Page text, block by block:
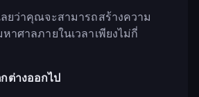
ลยว่าคุณจะสามารถสร้างความ
าศาลภายในเวลาเพียงไม่กี่
ต่างออกไป